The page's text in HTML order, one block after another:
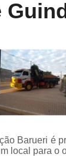
Barueri é
local para o